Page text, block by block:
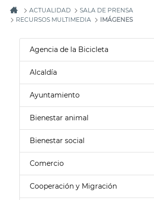
ACTUALIDAD
SALA DE PRENSA
RECURSOS MULTIMEDIA
IMÁGENES
Agencia de la Bicicleta
Alcaldía
Ayuntamiento
Bienestar animal
Bienestar social
Comercio
Cooperación y Migración